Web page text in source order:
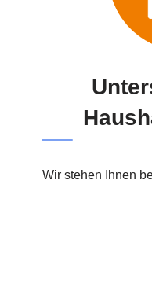
Wir stehen Ihnen